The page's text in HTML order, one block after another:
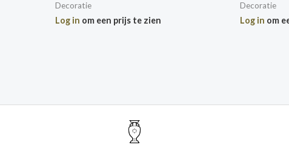
Decoratie
Log in om een prijs te zien
Decoratie
Log in om